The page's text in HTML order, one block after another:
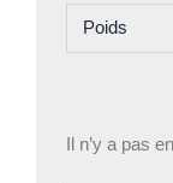
Poids
Il n’y a pas